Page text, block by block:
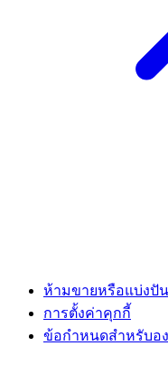
ห้ามขายหรือแบ่งปั
การตั้งค่าคุกกี้
ข้อกำหนดสำหรับอ